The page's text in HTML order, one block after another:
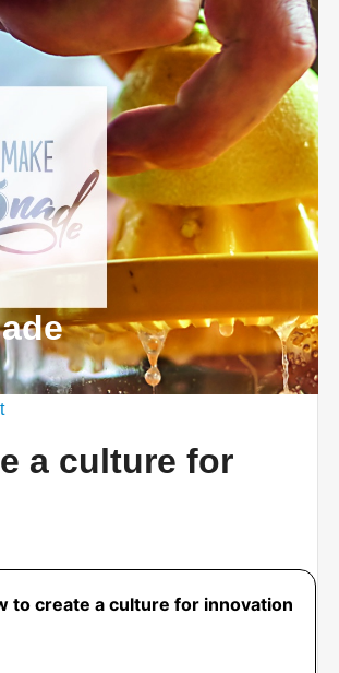
a culture for